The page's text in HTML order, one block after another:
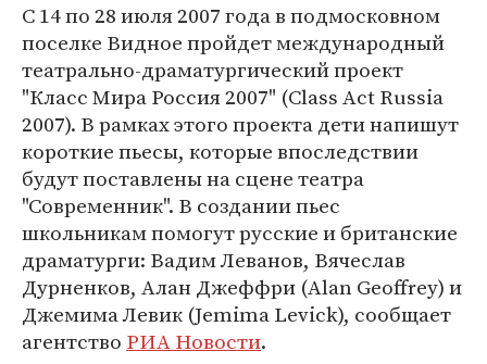
С 14 по 28 июля 2007 года в подмосковном
поселке Видное пройдет международный
театрально-драматургический проект
"Класс Мира Россия 2007" (Class Act Russia
2007). В рамках этого проекта дети напишут
короткие пьесы, которые впоследствии
будут поставлены на сцене театра
"Современник". В создании пьес
школьникам помогут русские и британские
драматурги: Вадим Леванов, Вячеслав
Дурненков, Алан Джеффри (Alan Geoffrey) и
Джемима Левик (Jemima Levick), сообщает
агентство РИА Новости.